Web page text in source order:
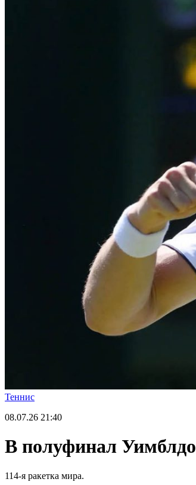
Теннис
08.07.26 21:40
В полуфинал
114-я ракетка мира.